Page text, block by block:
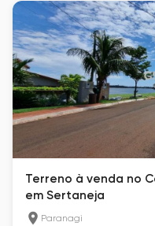
Terreno à venda no
em Sertaneja
Paranagi